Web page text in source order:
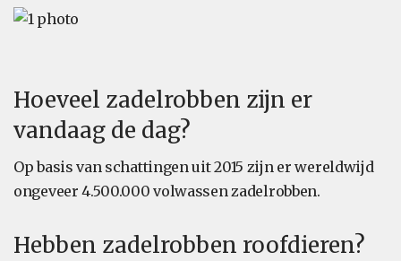
Hoeveel zadelrobben zijn er
vandaag de dag?
Op basis van schattingen uit 2015 zijn er wereldwijd
ongeveer 4.500.000 volwassen zadelrobben.
Hebben zadelrobben roofdieren?